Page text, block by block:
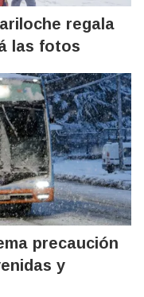
regala
las fotos
precaución
y